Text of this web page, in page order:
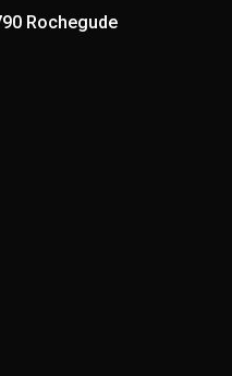
Rochegude